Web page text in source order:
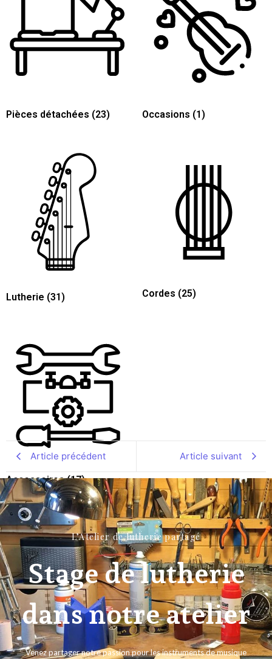
Pièces détachées (23) Occasions (1)
Lutherie (31) Cordes (25)
Accessoires(17)
Article précédent Article suivant
L’Atelier de lutherie partagé
Stage de lutherie
dans notre atelier
Venez partager notre passion pour les instruments de musique